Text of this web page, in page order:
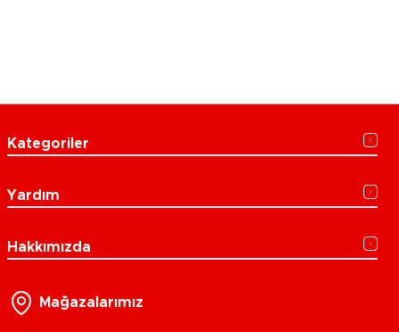
Kategoriler
Yardım
Hakkımızda
Mağazalarımız